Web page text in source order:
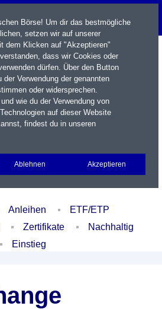
Portfolio Login
Anleihen
ETF/ETP
Zertifikate
Nachhaltig
Einstieg
Börse! Um dir das bestmögliche
setzen wir auf unserer
dem Klicken auf "Akzeptieren"
dass wir Cookies oder
dürfen. Über den Button
Verwendung der genannten
oder widersprechen.
wie du der Verwendung von
auf dieser Website
findest du in unseren
Ablehnen Akzeptieren